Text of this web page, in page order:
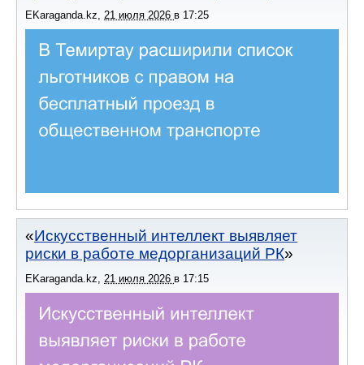
EKaraganda.kz, 21 июля 2026 в 17:25
Искусственный интеллект выявляет
риски в работе медорганизаций РК
EKaraganda.kz, 21 июля 2026 в 17:15